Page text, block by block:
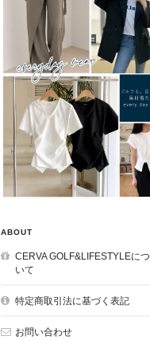
ABOUT
CERVA GOLF&LIFESTYLEにつ
いて
特定商取引法に基づく表記
お問い合わせ